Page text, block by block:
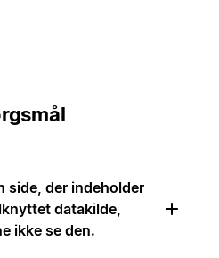
side, der indeholder
datakilde,
ikke se den.